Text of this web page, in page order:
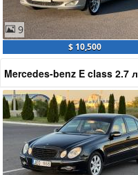
9
$ 10,500
Mercedes-benz E class 2.7 л